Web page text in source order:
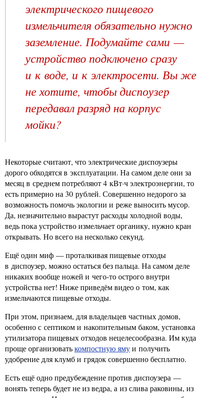
электрического пищевого
измельчителя обязательно нужно
заземление. Подумайте сами —
устройство подключено сразу
и к воде, и к электросети. Вы же
не хотите, чтобы диспоузер
передавал разряд на корпус
мойки?
Некоторые считают, что электрические диспоузеры
дорого обходятся в эксплуатации. На самом деле они за
месяц в среднем потребляют 4 кВт·ч электроэнергии, то
есть примерно на 30 рублей. Совершенно недорого за
возможность помочь экологии и реже выносить мусор.
Да, незначительно вырастут расходы холодной воды,
ведь пока устройство измельчает органику, нужно кран
открывать. Но всего на несколько секунд.
Ещё один миф — проталкивая пищевые отходы
в диспоузер, можно остаться без пальца. На самом деле
никаких вообще ножей и чего-то острого внутри
устройства нет! Ниже приведём видео о том, как
измельчаются пищевые отходы.
При этом, признаем, для владельцев частных домов,
особенно с септиком и накопительным баком, установка
утилизатора пищевых отходов нецелесообразна. Им куда
проще организоватькомпостную ямуи получить
удобрение для клумб и грядок совершенно бесплатно.
Есть ещё одно предубеждение против диспоузера —
вонять теперь будет не из ведра, а из слива раковины, из